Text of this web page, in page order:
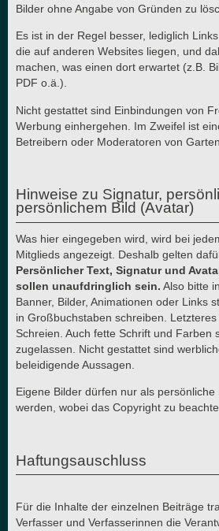
Bilder ohne Angabe von Gründen zu
Es ist in der Regel besser, lediglich
die auf anderen Websites liegen, und
machen, was einen dort erwartet (z.B.
PDF o.ä.).
Nicht gestattet sind Einbindungen von
Werbung einhergehen. Im Zweifel ist
Betreibern oder Moderatoren von
Hinweise zu Signatur,
persönlichem Bild (Avatar)
Was hier eingegeben wird, wird bei
Mitglieds angezeigt. Deshalb gelten
Persönlicher Text, Signatur und
sollen unaufdringlich sein. Also bitte
Banner, Bilder, Animationen oder Links
in Großbuchstaben schreiben.
Schreien. Auch fette Schrift und Farben
zugelassen. Nicht gestattet sind
beleidigende Aussagen.
Eigene Bilder dürfen nur als persönliche
werden, wobei das Copyright zu
Haftungsauschluss
Für die Inhalte der einzelnen Beiträge
Verfasser und Verfasserinnen die